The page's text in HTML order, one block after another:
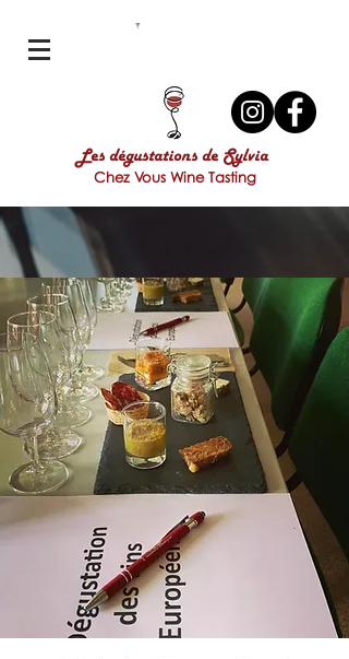
Les dégustations de Sylvia
Chez Vous Wine Tasting